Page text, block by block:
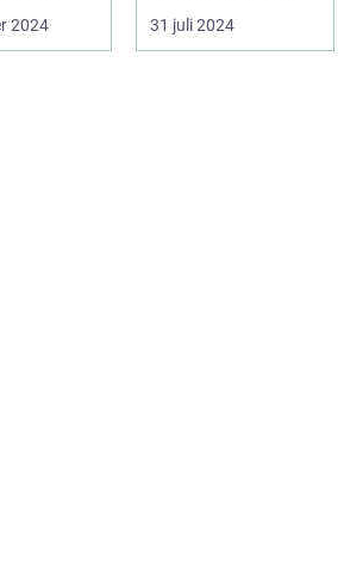
2024
tillflyktsort d&au...
31 juli 2024